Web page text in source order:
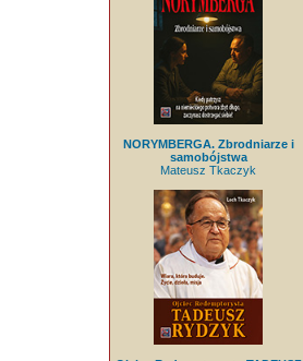
NORYMBERGA. Zbrodniarze i
samobójstwa
Mateusz Tkaczyk